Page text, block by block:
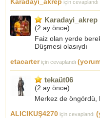
için cevaplandı
Karadayi_akrep
(2 ay önce)
Faiz olan yerde
Düşmesi olasıydı
etacarteriçin cevaplandı
tekaüt06
(2 ay önce)
Merkez de öngördü,
ALICIKUŞ4270 için cevaplandı